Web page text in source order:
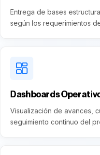
Entrega de bases
según los requerimientos
Dashboards
Visualización de avances,
seguimiento continuo del